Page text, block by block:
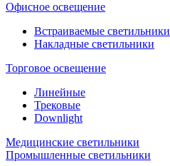
Офисное освещение
Встраиваемые светильники
Накладные светильники
Торговое освещение
Линейные
Трековые
Downlight
Медицинские светильники
Промышленные светильники